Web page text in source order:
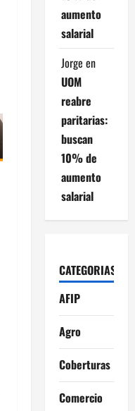
aumento
salarial
Jorge en
UOM
reabre
paritarias:
buscan
10% de
aumento
salarial
CATEGORIAS
AFIP
Agro
Coberturas
Comercio